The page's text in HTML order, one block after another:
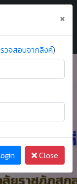
ฏสกลนคร ×
วจสอบจากลิงค์)
Close Next